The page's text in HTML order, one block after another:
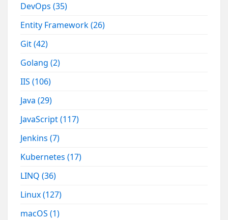
DevOps(35)
Entity Framework(26)
Git(42)
Golang(2)
IIS(106)
Java(29)
JavaScript(117)
Jenkins(7)
Kubernetes(17)
LINQ(36)
Linux(127)
macOS(1)